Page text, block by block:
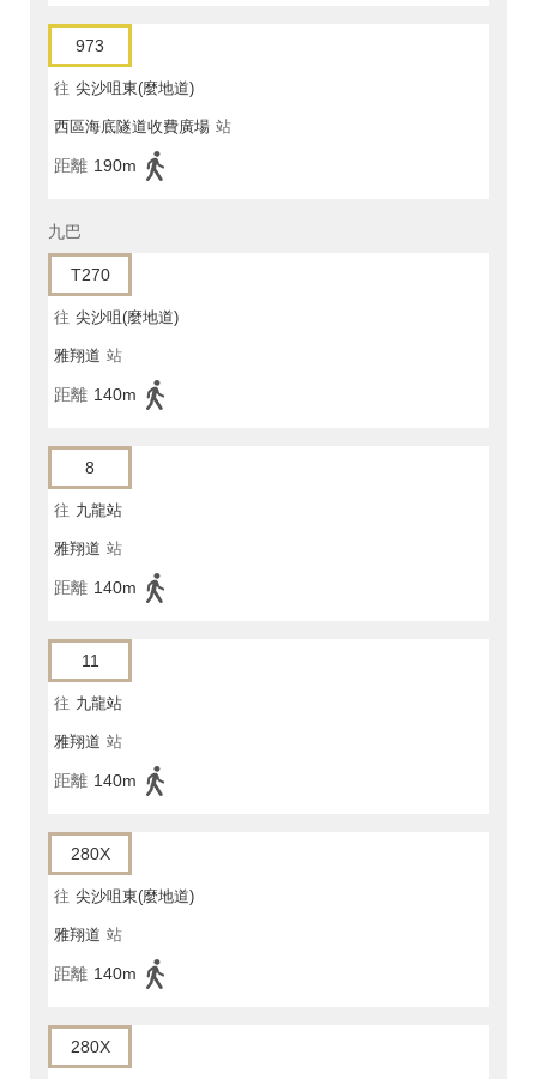
973
往 尖沙咀東(麼地道)
西區海底隧道收費廣場 站
距離 190m
九巴
T270
往 尖沙咀(麼地道)
雅翔道 站
距離 140m
8
往 九龍站
雅翔道 站
距離 140m
11
往 九龍站
雅翔道 站
距離 140m
280X
往 尖沙咀東(麼地道)
雅翔道 站
距離 140m
280X